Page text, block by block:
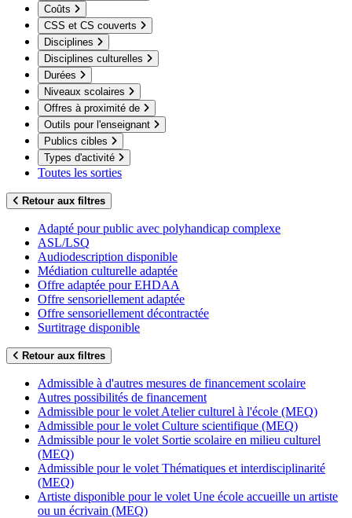
Coûts
CSS et CS couverts
Disciplines
Disciplines culturelles
Durées
Niveaux scolaires
Offres à proximité de
Outils pour l'enseignant
Publics cibles
Types d'activité
Toutes les sorties
Retour aux filtres
Adapté pour public avec polyhandicap complexe
ASL/LSQ
Audiodescription disponible
Médiation culturelle adaptée
Offre adaptée pour EHDAA
Offre sensoriellement adaptée
Offre sensoriellement décontractée
Surtitrage disponible
Retour aux filtres
Admissible à d'autres mesures de financement scolaire
Autres possibilités de financement
Admissible pour le volet Atelier culturel à l'école (MEQ)
Admissible pour le volet Culture scientifique (MEQ)
Admissible pour le volet Sortie scolaire en milieu culturel
(MEQ)
Admissible pour le volet Thématiques et interdisciplinarité
(MEQ)
Artiste disponible pour le volet Une école accueille un artiste
ou un écrivain (MEQ)